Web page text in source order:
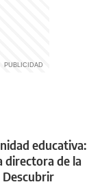
educativa:
directora de la
Descubrir